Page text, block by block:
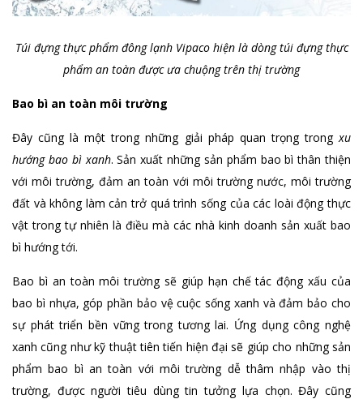
Túi đựng thực phẩm đông lạnh Vipaco hiện là dòng túi đựng thực
phẩm an toàn được ưa chuộng trên thị trường
Bao bì an toàn môi trường
Đây cũng là một trong những giải pháp quan trọng trong xu
hướng bao bì xanh. Sản xuất những sản phẩm bao bì thân thiện
với môi trường, đảm an toàn với môi trường nước, môi trường
đất và không làm cản trở quá trình sống của các loài động thực
vật trong tự nhiên là điều mà các nhà kinh doanh sản xuất bao
bì hướng tới.
Bao bì an toàn môi trường sẽ giúp hạn chế tác động xấu của
bao bì nhựa, góp phần bảo vệ cuộc sống xanh và đảm bảo cho
sự phát triển bền vững trong tương lai. Ứng dụng công nghệ
xanh cũng như kỹ thuật tiên tiến hiện đại sẽ giúp cho những sản
phẩm bao bì an toàn với môi trường dễ thâm nhập vào thị
trường, được người tiêu dùng tin tưởng lựa chọn. Đây cũng